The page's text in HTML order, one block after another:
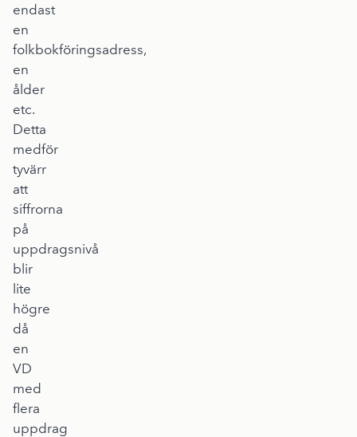
endast
en
folkbokföringsadress,
en
ålder
etc.
Detta
medför
tyvärr
att
siffrorna
på
uppdragsnivå
blir
lite
högre
då
en
VD
med
flera
uppdrag